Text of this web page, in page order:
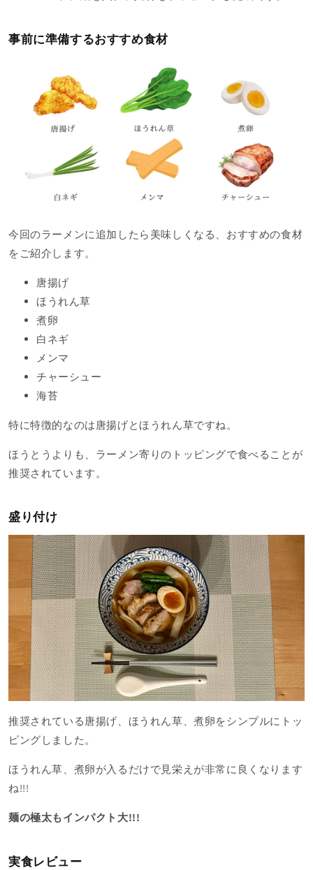
事前に準備するおすすめ食材
今回のラーメンに追加したら美味しくなる、おすすめの食材
をご紹介します。
唐揚げ
ほうれん草
煮卵
白ネギ
メンマ
チャーシュー
海苔
特に特徴的なのは唐揚げとほうれん草ですね。
ほうとうよりも、ラーメン寄りのトッピングで食べることが
推奨されています。
盛り付け
推奨されている唐揚げ、ほうれん草、煮卵をシンプルにトッ
ピングしました。
ほうれん草、煮卵が入るだけで見栄えが非常に良くなります
ね!!!
麺の極太もインパクト大!!!
実食レビュー